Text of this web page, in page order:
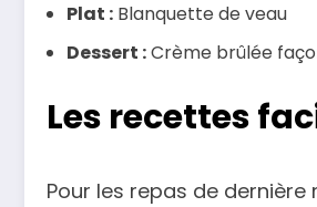
Plat : Blanquette de veau
Dessert :Crème brûlée
Les recettes
Pour les repas de